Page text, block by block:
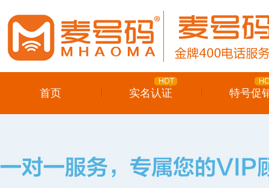
首页 实名认证 特号促